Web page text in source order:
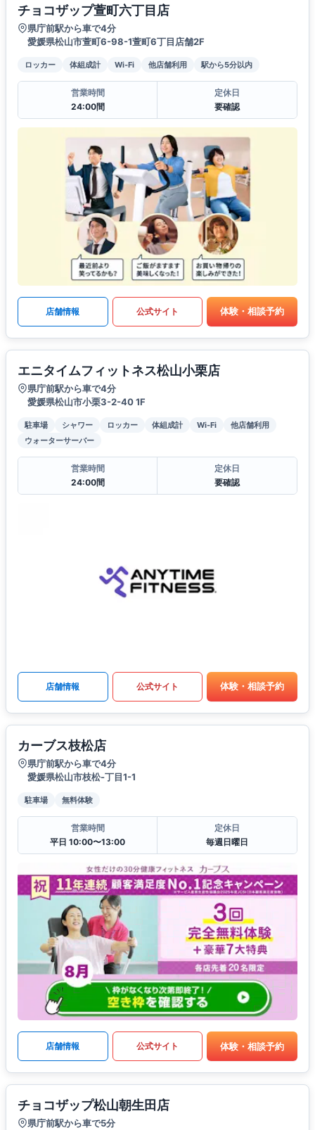
チョコザップ萱町六丁目店
県庁前駅から車で4分
愛媛県松山市萱町6-98-1萱町6丁目店舗2F
ロッカー 体組成計 Wi-Fi 他店舗利用 駅から5分以内
営業時間
24:00間
定休日
要確認
店舗情報 公式サイト 体験・相談予約
エニタイムフィットネス松山小栗店
県庁前駅から車で4分
愛媛県松山市小栗3-2-40 1F
駐車場 シャワー ロッカー 体組成計 Wi-Fi
他店舗利用
ウォーターサーバー
営業時間
24:00間
定休日
要確認
店舗情報 公式サイト 体験・相談予約
カーブス枝松店
県庁前駅から車で4分
愛媛県松山市枝松-丁目1-1
駐車場 無料体験
営業時間
平日 10:00〜13:00
定休日
毎週日曜日
店舗情報 公式サイト 体験・相談予約
チョコザップ松山朝生田店
県庁前駅から車で5分